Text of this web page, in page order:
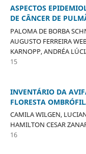
ASPECTOS
DE CÂNCER DE
PALOMA DE BORBA
AUGUSTO FERREIRA
KARNOPP, ANDRÉA
15
INVENTÁRIO DA
FLORESTA
CAMILA WILGEN,
HAMILTON CESAR
16